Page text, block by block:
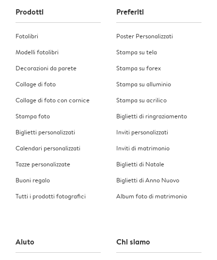
Prodotti
Fotolibri
Modelli fotolibri
Decorazioni da parete
Collage di foto
Collage di foto con cornice
Stampa foto
Biglietti personalizzati
Calendari personalizzati
Tazze personalizzate
Buoni regalo
Tutti i prodotti fotografici
Preferiti
Poster Personalizzati
Stampa su tela
Stampa su forex
Stampa su alluminio
Stampa su acrilico
Biglietti di ringraziamento
Inviti personalizzati
Inviti di matrimonio
Biglietti di Natale
Biglietti di Anno Nuovo
Album foto di matrimonio
Aiuto Chi siamo